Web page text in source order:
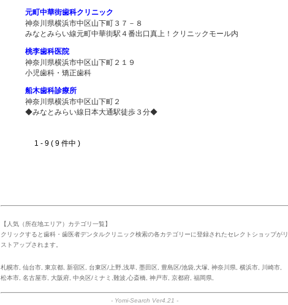
元町中華街歯科クリニック
神奈川県横浜市中区山下町３７－８
みなとみらい線元町中華街駅４番出口真上！クリニックモール内
桃李歯科医院
神奈川県横浜市中区山下町２１９
小児歯科・矯正歯科
船木歯科診療所
神奈川県横浜市中区山下町２
◆みなとみらい線日本大通駅徒歩３分◆
1 - 9 ( 9 件中 )
【人気（所在地エリア）カテゴリ一覧】
クリックすると歯科・歯医者デンタルクリニック検索の各カテゴリーに登録されたセレクトショップがリ
ストアップされます。
札幌市 仙台市 東京都 新宿区 台東区/上野,浅草 墨田区 豊島区/池袋,大塚 神奈川県 横浜市 川崎市
松本市 名古屋市 大阪府 中央区/ミナミ,難波,心斎橋 神戸市 京都府 福岡県
- Yomi-Search Ver4.21 -